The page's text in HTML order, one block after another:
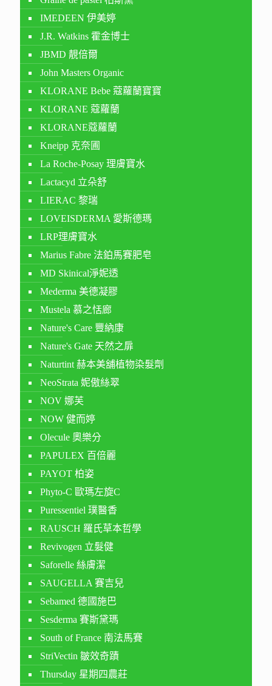
IMEDEEN 伊美婷
J.R. Watkins 霍金博士
JBMD 靚倍爾
John Masters Organic
KLORANE Bebe 蔻蘿蘭寶寶
KLORANE 蔻蘿蘭
KLORANE蔻蘿蘭
Kneipp 克奈圃
La Roche-Posay 理膚寶水
Lactacyd 立朵舒
LIERAC 黎瑞
LOVEISDERMA 愛斯德瑪
LRP理膚寶水
Marius Fabre 法鉑馬賽肥皂
MD Skinical淨妮透
Mederma 美德凝膠
Mustela 慕之恬廊
Nature's Care 豐納康
Nature's Gate 天然之扉
Naturtint 赫本美舖植物染髮劑
NeoStrata 妮傲絲翠
NOV 娜芙
NOW 健而婷
Olecule 奧樂分
PAPULEX 百倍麗
PAYOT 柏姿
Phyto-C 歐瑪左旋C
Puressentiel 璞醫香
RAUSCH 羅氏草本哲學
Revivogen 立髮健
Saforelle 絲膚潔
SAUGELLA 賽吉兒
Sebamed 德國施巴
Sesderma 賽斯黛瑪
South of France 南法馬賽
StriVectin 皺效奇蹟
Thursday 星期四農莊